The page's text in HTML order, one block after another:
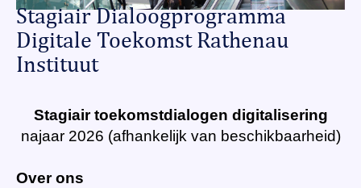
Stagiair Dialoogprogramma
Digitale Toekomst Rathenau
Instituut
Stagiair toekomstdialogen digitalisering
najaar 2026 (afhankelijk van beschikbaarheid)
Over ons